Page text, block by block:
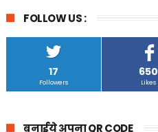
FOLLOW US :
17
Followers
650
Likes
बनाईये अपना QR CODE